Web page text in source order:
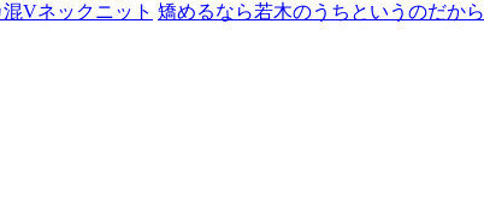
Vネックニット 矯めるなら若木のうちというのだから